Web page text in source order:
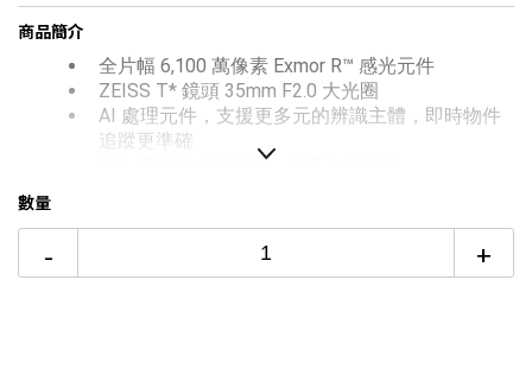
6期 0利率
12期 0利率
12期
$11,500 7家銀行/業者
台灣大哥大Open Possible聯名卡滿額最高回饋25%
更多信用卡分期0利率滿額享回饋
推薦SONY Vlog相機→點我看達人教你買
商品簡介
全片幅 6,100 萬像素 Exmor R™ 感光元件
ZEISS T* 鏡頭 35mm F2.0 大光圈
AI 處理元件，支援更多元的辨識主體，即時物件
追蹤更準確
693 個相位式對焦點，精準自動對焦
12 種預設風格外觀，自由轉換影像風格
數量
- +